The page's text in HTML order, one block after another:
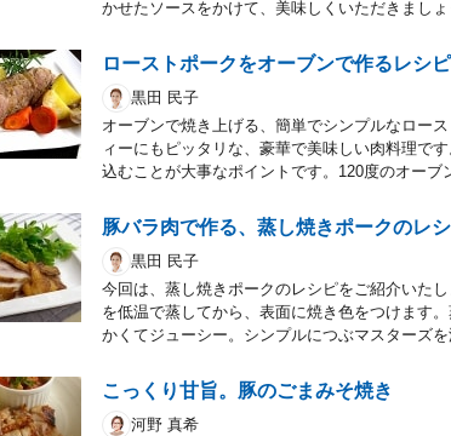
かせたソースをかけて、美味しくいただきましょ
ローストポークをオーブンで作るレシ
黒田 民子
オーブンで焼き上げる、簡単でシンプルなロー
ィーにもピッタリな、豪華で美味しい肉料理で
込むことが大事なポイントです。120度のオーブ
豚バラ肉で作る、蒸し焼きポークのレ
黒田 民子
今回は、蒸し焼きポークのレシピをご紹介いた
を低温で蒸してから、表面に焼き色をつけます
かくてジューシー。シンプルにつぶマスターズ
こっくり甘旨。豚のごまみそ焼き
河野 真希